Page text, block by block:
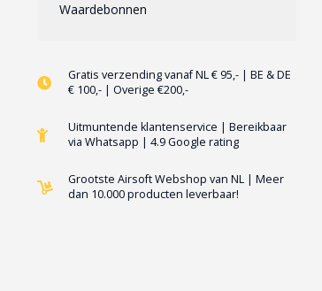
Waardebonnen
Gratis verzending vanaf NL € 95,- | BE & DE
€ 100,- | Overige €200,-
Uitmuntende klantenservice | Bereikbaar
via Whatsapp | 4.9 Google rating
Grootste Airsoft Webshop van NL | Meer
dan 10.000 producten leverbaar!